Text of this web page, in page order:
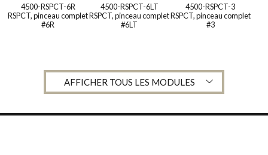
4500-RSPCT-6R
RSPCT, pinceau complet
#6R
4500-RSPCT-6LT
RSPCT, pinceau complet
#6LT
4500-RSPCT-3
RSPCT, pinceau complet
#3
AFFICHER TOUS LES MODULES